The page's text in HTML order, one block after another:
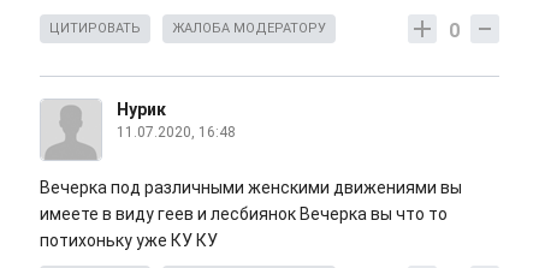
0
ЦИТИРОВАТЬ ЖАЛОБА МОДЕРАТОРУ
Нурик
11.07.2020, 16:48
Вечерка под различными женскими движениями вы
имеете в виду геев и лесбиянок Вечерка вы что то
потихоньку уже КУ КУ